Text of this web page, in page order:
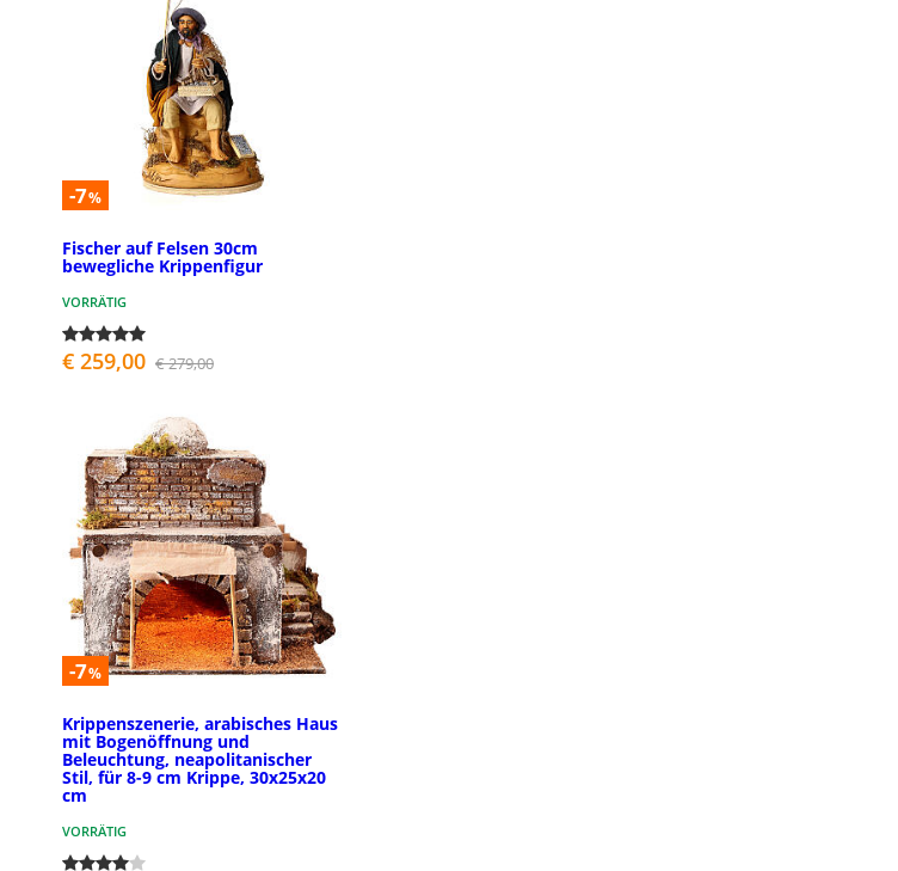
-7%
Fischer auf Felsen 30cm
bewegliche Krippenfigur
VORRÄTIG
€ 259,00 € 279,00
-7%
Krippenszenerie, arabisches Haus
mit Bogenöffnung und
Beleuchtung, neapolitanischer
Stil, für 8-9 cm Krippe, 30x25x20
cm
VORRÄTIG